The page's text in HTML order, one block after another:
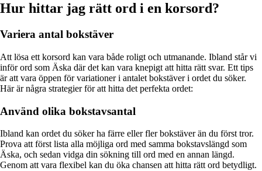
Hur hittar jag rätt ord i en korsord?
Variera antal bokstäver
Att lösa ett korsord kan vara både roligt och utmanande. Ibland står vi
inför ord som Äska där det kan vara knepigt att hitta rätt svar. Ett tips
är att vara öppen för variationer i antalet bokstäver i ordet du söker.
Här är några strategier för att hitta det perfekta ordet:
Använd olika bokstavsantal
Ibland kan ordet du söker ha färre eller fler bokstäver än du först tror.
Prova att först lista alla möjliga ord med samma bokstavslängd som
Äska, och sedan vidga din sökning till ord med en annan längd.
Genom att vara flexibel kan du öka chansen att hitta rätt ord betydligt.